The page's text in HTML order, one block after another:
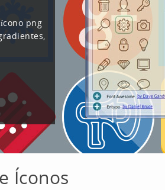
png
Íconos